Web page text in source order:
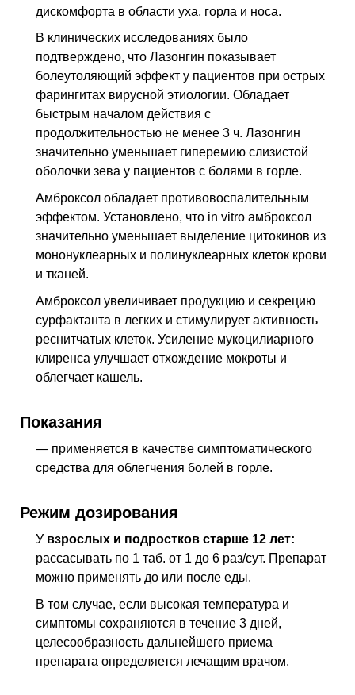
дискомфорта в области уха, горла и носа.
В клинических исследованиях было
подтверждено, что Лазонгин показывает
болеутоляющий эффект у пациентов при острых
фарингитах вирусной этиологии. Обладает
быстрым началом действия с
продолжительностью не менее 3 ч. Лазонгин
значительно уменьшает гиперемию слизистой
оболочки зева у пациентов с болями в горле.
Амброксол обладает противовоспалительным
эффектом. Установлено, что in vitro амброксол
значительно уменьшает выделение цитокинов из
мононуклеарных и полинуклеарных клеток крови
и тканей.
Амброксол увеличивает продукцию и секрецию
сурфактанта в легких и стимулирует активность
реснитчатых клеток. Усиление мукоцилиарного
клиренса улучшает отхождение мокроты и
облегчает кашель.
Показания
— применяется в качестве симптоматического
средства для облегчения болей в горле.
Режим дозирования
У взрослых и подростков старше 12 лет:
рассасывать по 1 таб. от 1 до 6 раз/сут. Препарат
можно применять до или после еды.
В том случае, если высокая температура и
симптомы сохраняются в течение 3 дней,
целесообразность дальнейшего приема
препарата определяется лечащим врачом.